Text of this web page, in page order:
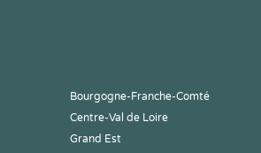
Bourgogne-Franche-Comté
Centre-Val de Loire
Grand Est